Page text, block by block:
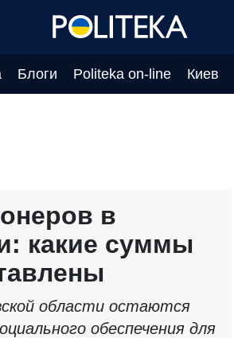
Блоги Politeka on-line Киев
в
какие суммы
области остаются
обеспечения для